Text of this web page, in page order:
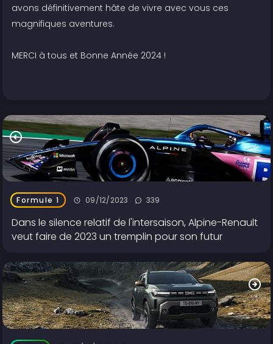
avons définitivement hâte de vivre avec vous ces
magnifiques aventures.
MERCI à tous et Bonne Année 2024 !
Formule 1 09/12/2023 339
Dans le silence relatif de l'intersaison, Alpine-Renault
veut faire de 2023 un tremplin pour son futur